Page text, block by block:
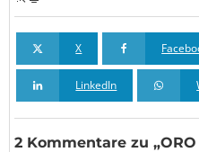
X
LinkedIn
2 Kommentare zu